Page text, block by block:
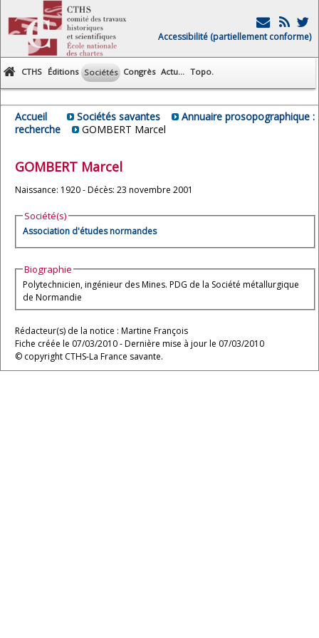
Accessibilité (partiellement conforme)
CTHS Éditions Sociétés Congrès Actu... Topo.
Accueil Sociétés savantes
Annuaire prosopographique :
recherche
GOMBERT Marcel
GOMBERT Marcel
Naissance: 1920 - Décès: 23 novembre 2001
Société(s)
Association d'études normandes
Biographie
Polytechnicien, ingénieur des Mines. PDG de la Société métallurgique
de Normandie
Rédacteur(s) de la notice : Martine François
Fiche créée le 07/03/2010 - Dernière mise à jour le 07/03/2010
© copyright CTHS-La France savante.